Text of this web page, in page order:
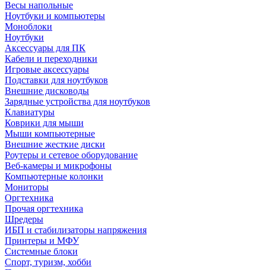
Весы напольные
Ноутбуки и компьютеры
Моноблоки
Ноутбуки
Аксессуары для ПК
Кабели и переходники
Игровые аксессуары
Подставки для ноутбуков
Внешние дисководы
Зарядные устройства для ноутбуков
Клавиатуры
Коврики для мыши
Мыши компьютерные
Внешние жесткие диски
Роутеры и сетевое оборудование
Веб-камеры и микрофоны
Компьютерные колонки
Мониторы
Оргтехника
Прочая оргтехника
Шредеры
ИБП и стабилизаторы напряжения
Принтеры и МФУ
Системные блоки
Спорт, туризм, хобби